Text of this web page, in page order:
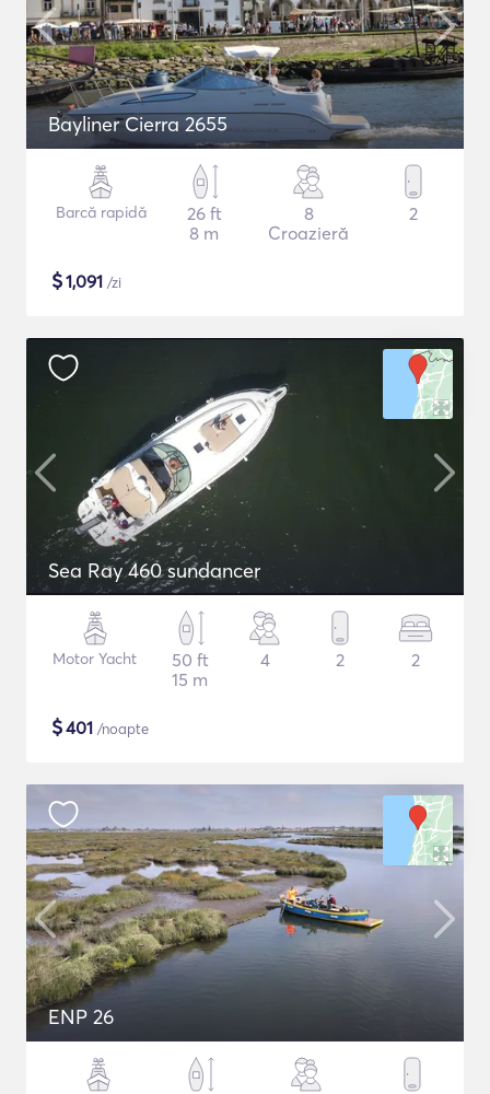
Bayliner Cierra 2655
Barcă rapidă
26 ft
8 m
8
Croazieră
2
$1,091 /zi
Sea Ray 460 sundancer
Motor Yacht
50 ft
15 m
4 2 2
$401 /noapte
ENP 26